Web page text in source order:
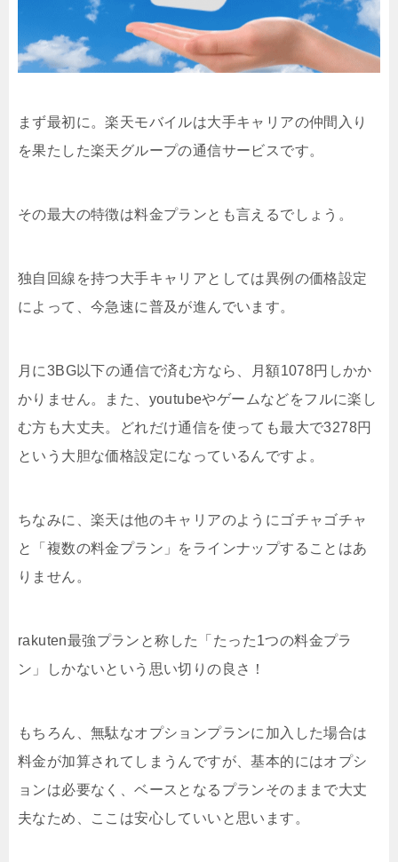
まず最初に。楽天モバイルは大手キャリアの仲間入り
を果たした楽天グループの通信サービスです。
その最大の特徴は料金プランとも言えるでしょう。
独自回線を持つ大手キャリアとしては異例の価格設定
によって、今急速に普及が進んでいます。
月に3BG以下の通信で済む方なら、月額1078円しかか
かりません。また、youtubeやゲームなどをフルに楽し
む方も大丈夫。どれだけ通信を使っても最大で3278円
という大胆な価格設定になっているんですよ。
ちなみに、楽天は他のキャリアのようにゴチャゴチャ
と「複数の料金プラン」をラインナップすることはあ
りません。
rakuten最強プランと称した「たった1つの料金プラ
ン」しかないという思い切りの良さ！
もちろん、無駄なオプションプランに加入した場合は
料金が加算されてしまうんですが、基本的にはオプシ
ョンは必要なく、ベースとなるプランそのままで大丈
夫なため、ここは安心していいと思います。